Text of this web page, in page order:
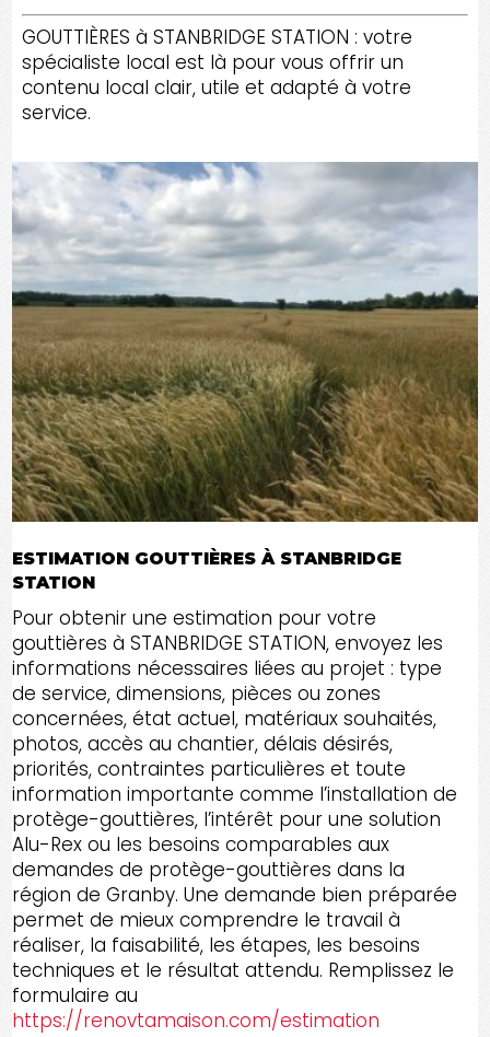
GOUTTIÈRES à STANBRIDGE STATION : votre
spécialiste local est là pour vous offrir un
contenu local clair, utile et adapté à votre
service.
ESTIMATION GOUTTIÈRES À STANBRIDGE
STATION
Pour obtenir une estimation pour votre
gouttières à STANBRIDGE STATION, envoyez les
informations nécessaires liées au projet : type
de service, dimensions, pièces ou zones
concernées, état actuel, matériaux souhaités,
photos, accès au chantier, délais désirés,
priorités, contraintes particulières et toute
information importante comme l’installation de
protège-gouttières, l’intérêt pour une solution
Alu-Rex ou les besoins comparables aux
demandes de protège-gouttières dans la
région de Granby. Une demande bien préparée
permet de mieux comprendre le travail à
réaliser, la faisabilité, les étapes, les besoins
techniques et le résultat attendu. Remplissez le
formulaire au
https://renovtamaison.com/estimation